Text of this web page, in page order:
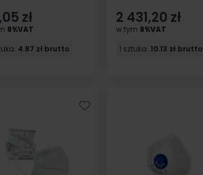
zł
8%VAT
4.87 zł brutto
2 431,20 zł
w tym 8%VAT
1 sztuka: 10.13 zł brutto